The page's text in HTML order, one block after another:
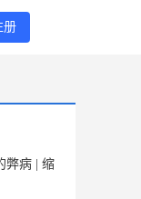
册
弊病 | 缩